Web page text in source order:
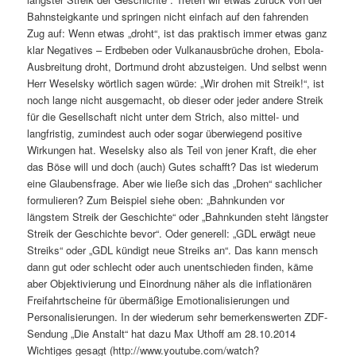
Bahnsteigkante und springen nicht einfach auf den fahrenden
Zug auf: Wenn etwas „droht“, ist das praktisch immer etwas ganz
klar Negatives – Erdbeben oder Vulkanausbrüche drohen, Ebola-
Ausbreitung droht, Dortmund droht abzusteigen. Und selbst wenn
Herr Weselsky wörtlich sagen würde: „Wir drohen mit Streik!“, ist
noch lange nicht ausgemacht, ob dieser oder jeder andere Streik
für die Gesellschaft nicht unter dem Strich, also mittel- und
langfristig, zumindest auch oder sogar überwiegend positive
Wirkungen hat. Weselsky also als Teil von jener Kraft, die eher
das Böse will und doch (auch) Gutes schafft? Das ist wiederum
eine Glaubensfrage. Aber wie ließe sich das „Drohen“ sachlicher
formulieren? Zum Beispiel siehe oben: „Bahnkunden vor
längstem Streik der Geschichte“ oder „Bahnkunden steht längster
Streik der Geschichte bevor“. Oder generell: „GDL erwägt neue
Streiks“ oder „GDL kündigt neue Streiks an“. Das kann mensch
dann gut oder schlecht oder auch unentschieden finden, käme
aber Objektivierung und Einordnung näher als die inflationären
Freifahrtscheine für übermäßige Emotionalisierungen und
Personalisierungen. In der wiederum sehr bemerkenswerten ZDF-
Sendung „Die Anstalt“ hat dazu Max Uthoff am 28.10.2014
Wichtiges gesagt (http://www.youtube.com/watch?